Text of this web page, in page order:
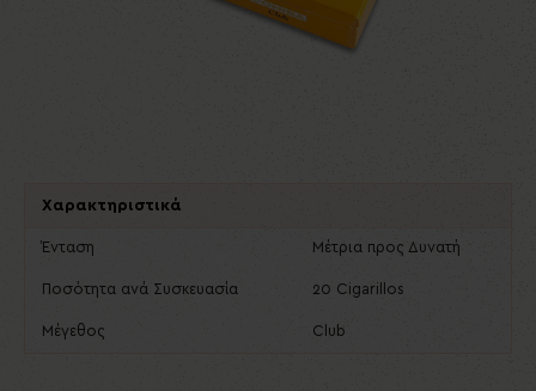
Χαρακτηριστικά
Ένταση Μέτρια προς Δυνατή
Ποσότητα ανά Συσκευασία 20 Cigarillos
Μέγεθος Club